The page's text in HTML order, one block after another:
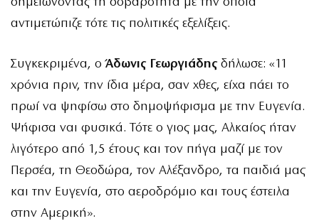
σημειώνοντας τη σοβαρότητα με την οποία
αντιμετώπιζε τότε τις πολιτικές εξελίξεις.
Συγκεκριμένα, οΆδωνις Γεωργιάδης δήλωσε: «11
χρόνια πριν, την ίδια μέρα, σαν χθες, είχα πάει το
πρωί να ψηφίσω στο δημοψήφισμα με την Ευγενία.
Ψήφισα ναι φυσικά. Τότε ο γιος μας, Αλκαίος ήταν
λιγότερο από 1,5 έτους και τον πήγα μαζί με τον
Περσέα, τη Θεοδώρα, τον Αλέξανδρο, τα παιδιά μας
και την Ευγενία, στο αεροδρόμιο και τους έστειλα
στην Αμερική».